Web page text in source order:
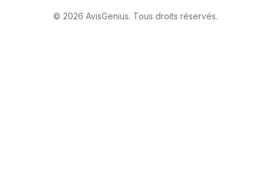
© 2026 AvisGenius. Tous droits réservés.